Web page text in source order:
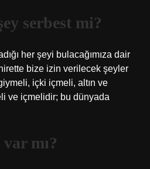
serbest mi?
her şeyi bulacağımıza dair
bize izin verilecek şeyler
içki içmeli, altın ve
ve içmelidir; bu dünyada
mı?